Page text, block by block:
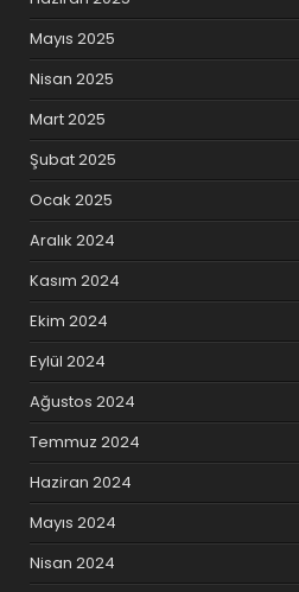
Mayıs 2025
Nisan 2025
Mart 2025
Şubat 2025
Ocak 2025
Aralık 2024
Kasım 2024
Ekim 2024
Eylül 2024
Ağustos 2024
Temmuz 2024
Haziran 2024
Mayıs 2024
Nisan 2024